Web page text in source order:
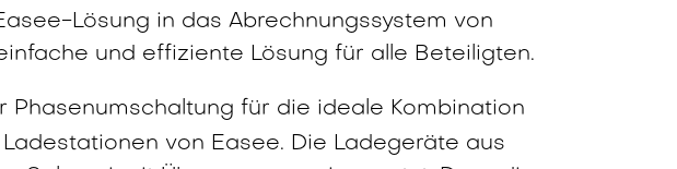
Lösung in das Abrechnungssystem von
und effiziente Lösung für alle Beteiligten.
für die ideale Kombination
von Easee. Die Ladegeräte aus